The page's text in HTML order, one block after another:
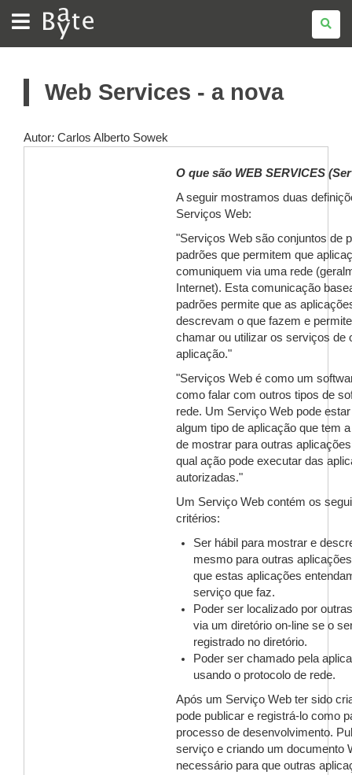
BATE
BYTE
Web Services - a nova
Autor: Carlos Alberto Sowek
O que são WEB SERVICES
A seguir mostramos duas
Serviços Web:
"Serviços Web são conjuntos de
padrões que permitem que
comuniquem via uma rede
Internet). Esta comunicação
padrões permite que as
descrevam o que fazem e
chamar ou utilizar os serviços de
aplicação."
"Serviços Web é como um
como falar com outros tipos de
rede. Um Serviço Web pode
algum tipo de aplicação que tem
de mostrar para outras
qual ação pode executar das
autorizadas."
Um Serviço Web contém os
critérios:
Ser hábil para mostrar e
mesmo para outras
que estas aplicações
serviço que faz.
Poder ser localizado por
via um diretório on-line se o
registrado no diretório.
Poder ser chamado pela
usando o protocolo de rede.
Após um Serviço Web ter sido
pode publicar e registrá-lo como
processo de desenvolvimento.
serviço e criando um documento
necessário para que outras